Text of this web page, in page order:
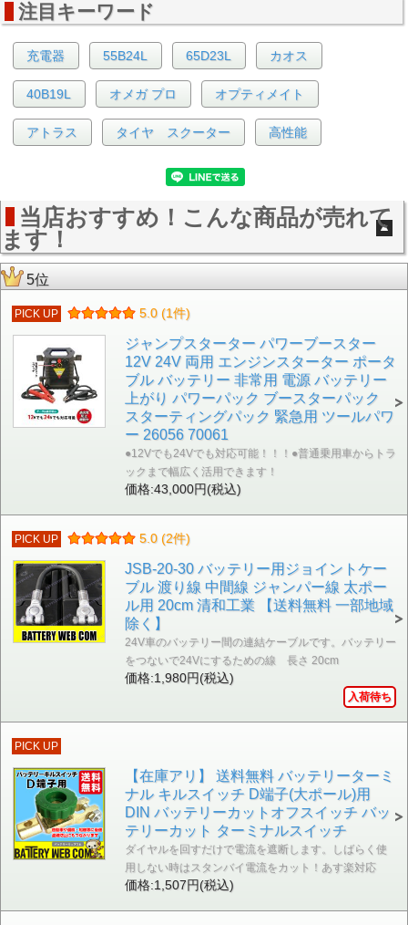
注目キーワード
充電器 55B24L 65D23L カオス
40B19L オメガ プロ オプティメイト
アトラス タイヤ スクーター 高性能
当店おすすめ！こんな商品が売れて
ます！
5位
PICK UP 5.0 (1件)
ジャンプスターター パワーブースター
12V 24V 両用 エンジンスターター ポータ
ブル バッテリー 非常用 電源 バッテリー
上がり パワーパック ブースターパック
スターティングパック 緊急用 ツールパワ
ー 26056 70061
●12Vでも24Vでも対応可能！！！●普通乗用車からトラ
ックまで幅広く活用できます！
価格:43,000円(税込)
PICK UP 5.0 (2件)
JSB-20-30 バッテリー用ジョイントケー
ブル 渡り線 中間線 ジャンパー線 太ポー
ル用 20cm 清和工業 【送料無料 一部地域
除く】
24V車のバッテリー間の連結ケーブルです。バッテリー
をつないで24Vにするための線 長さ 20cm
価格:1,980円(税込)
入荷待ち
PICK UP
【在庫アリ】 送料無料 バッテリーターミ
ナル キルスイッチ D端子(大ポール)用
DIN バッテリーカットオフスイッチ バッ
テリーカット ターミナルスイッチ
ダイヤルを回すだけで電流を遮断します。しばらく使
用しない時はスタンバイ電流をカット！あす楽対応
価格:1,507円(税込)